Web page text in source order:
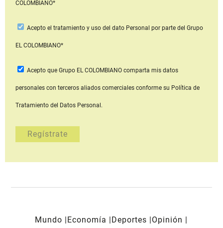
COLOMBIANO*
Acepto el tratamiento y uso del dato Personal por parte del Grupo
EL COLOMBIANO*
Acepto que Grupo EL COLOMBIANOcomparta mis datos
personales con terceros aliados comerciales conforme su Política de
Tratamiento del Datos Personal.
Mundo Economía Deportes
Opinión